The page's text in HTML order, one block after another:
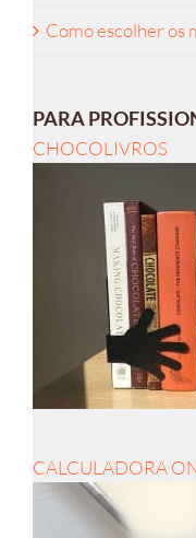
Como escolher os
PARA
CHOCOLIVROS
CALCULADORA